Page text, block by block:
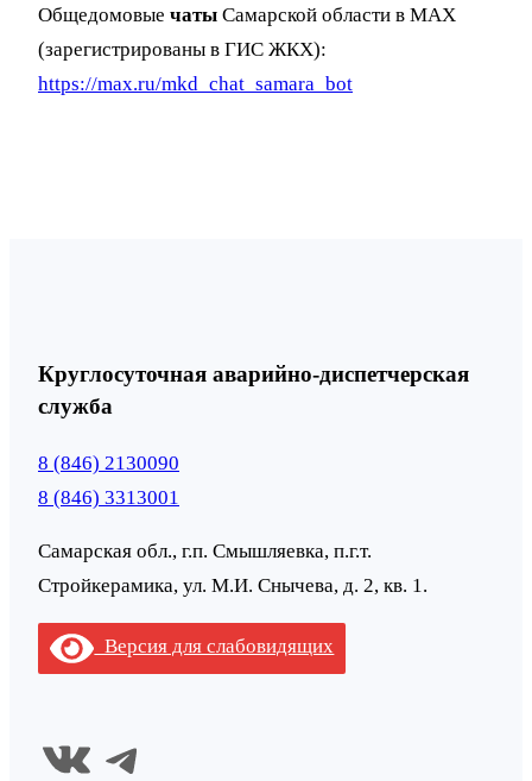
Общедомовые чаты Самарской области в MAX
(зарегистрированы в ГИС ЖКХ):
https://max.ru/mkd_chat_samara_bot
Круглосуточная аварийно-диспетчерская
служба
8 (846) 2130090
8 (846) 3313001
Самарская обл., г.п. Смышляевка, п.г.т.
Стройкерамика, ул. М.И. Снычева, д. 2, кв. 1.
Версия для слабовидящих
ВКонтакте Telegram